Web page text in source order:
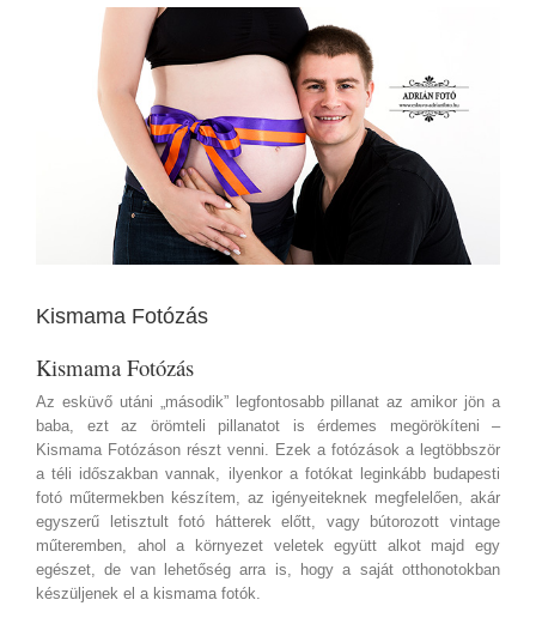
Kismama Fotózás
Kismama Fotózás
Az esküvő utáni „második” legfontosabb pillanat az amikor jön a
baba, ezt az örömteli pillanatot is érdemes megörökíteni –
Kismama Fotózáson részt venni. Ezek a fotózások a legtöbbször
a téli időszakban vannak, ilyenkor a fotókat leginkább budapesti
fotó műtermekben készítem, az igényeiteknek megfelelően, akár
egyszerű letisztult fotó hátterek előtt, vagy bútorozott vintage
műteremben, ahol a környezet veletek együtt alkot majd egy
egészet, de van lehetőség arra is, hogy a saját otthonotokban
készüljenek el a kismama fotók.